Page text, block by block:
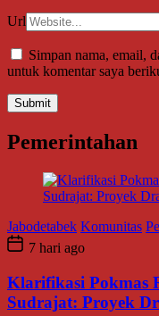
Url
Simpan nama, email,
untuk komentar saya
Pemerintahan
Jabodetabek Komunitas
7 hari ago
Klarifikasi Pokmas
Sudrajat: Proyek